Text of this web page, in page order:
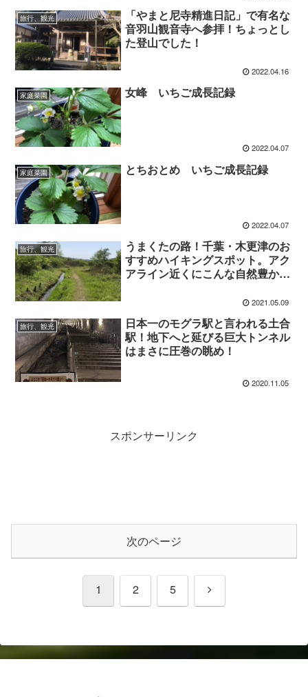
旅行、観光
「やまと尼寺精進日記」で有名な
音羽山観音寺へ参拝！ちょっとし
た登山でした！
2022.04.16
家庭菜園 女峰 いちご成長記録
2022.04.07
家庭菜園 とちおとめ いちご成長記録
2022.04.07
旅行、観光
うまくたの路！千葉・木更津のお
すすめハイキングスポット。アク
アライン近くにこんな自然豊かな
2021.05.09
旅行、観光
日本一のモグラ駅と言われる土合
駅！地下へと延びる巨大トンネル
はまさに圧巻の眺め！
2020.11.05
スポンサーリンク
次のページ
1 2 5
次